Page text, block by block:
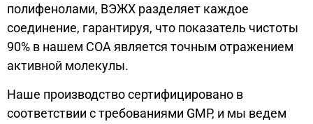
полифенолами, ВЭЖХ разделяет каждое
соединение, гарантируя, что показатель чистоты
90% в нашем COA является точным отражением
активной молекулы.
Наше производство сертифицировано в
соответствии с требованиями GMP, и мы ведем